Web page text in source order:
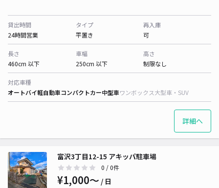
貸出時間
24時間営業
タイプ
平置き
再入庫
可
長さ
460cm 以下
車幅
250cm 以下
高さ
制限なし
対応車種
オートバイ軽自動車コンパクトカー中型車ワンボックス大型車・SUV
詳細へ
富沢3丁目12-15 アキッパ駐車場
0 / 0件
¥1,000〜 / 日